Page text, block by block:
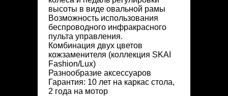
высоты в виде овальной рамы
Возможность использования
беспроводного инфракрасного
пульта управления.
Комбинация двух цветов
кожзаменителя (коллекция SKAI
Fashion/Lux)
Разнообразие аксессуаров
Гарантия: 10 лет на каркас стола,
2 года на мотор